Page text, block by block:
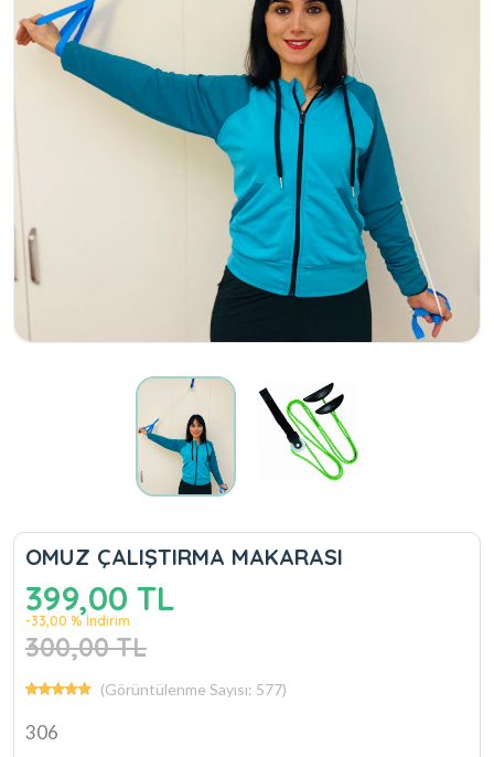
OMUZ ÇALIŞTIRMA MAKARASI
399,00 TL
-33,00 % İndirim
300,00 TL
(Görüntülenme Sayısı: 577)
306